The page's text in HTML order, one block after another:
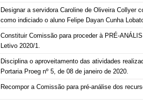
Designar a servidora Caroline de Oliveira Collyer
como indiciado o aluno Felipe Dayan Cunha
Constituir Comissão para proceder à PRÉ-
Letivo 2020/1.
Disciplina o aproveitamento das atividades
Portaria Proeg nº 5, de 08 de janeiro de 2020.
Recompor a Comissão para pré-análise dos